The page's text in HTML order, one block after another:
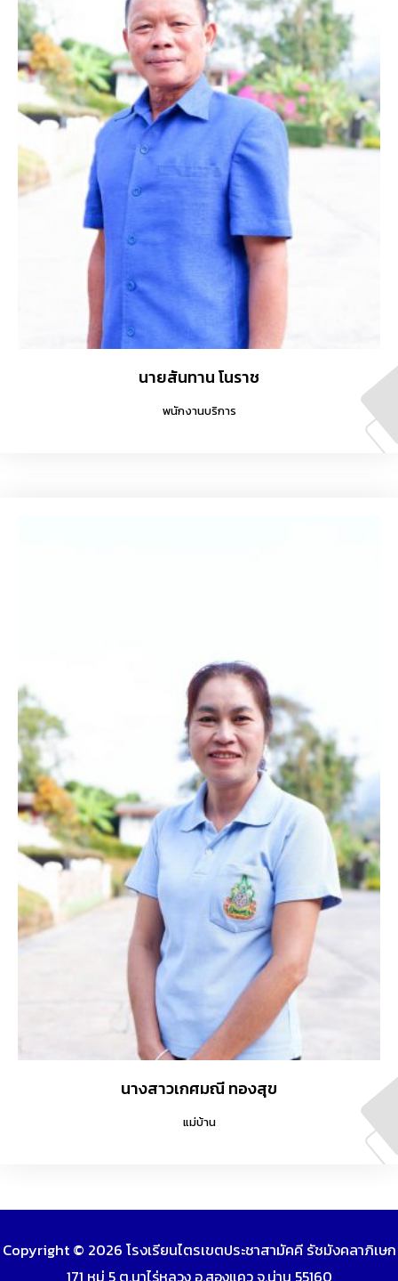
นายสันทาน โนราช
พนักงานบริการ
นางสาวเกศมณี ทองสุข
แม่บ้าน
Copyright © 2026 โรงเรียนไตรเขตประชาสามัคคี รัชมังคลาภิเษก
171 หมู่ 5 ต.นาไร่หลวง อ.สองแคว จ.น่าน 55160